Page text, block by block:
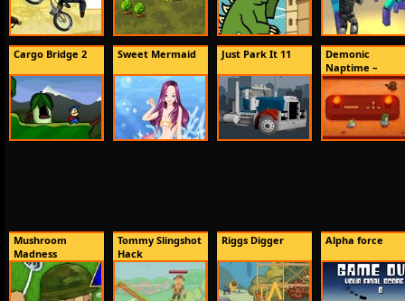
Cargo Bridge 2 Sweet Mermaid Just Park It 11
Demonic
Naptime –
Regul...
Mushroom
Madness
Tommy Slingshot
Hack
Riggs Digger Alpha force